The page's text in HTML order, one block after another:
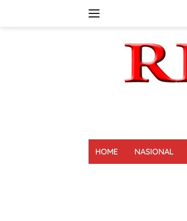
HOME NASIONAL